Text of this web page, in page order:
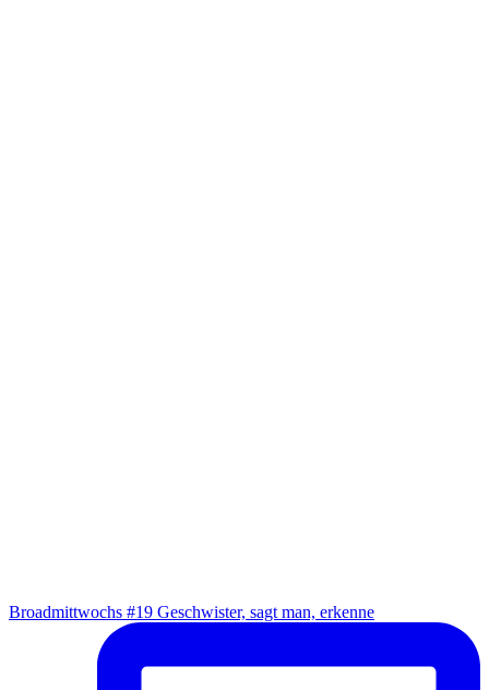
Broad­mitt­wochs #19 Geschwis­ter, sagt man, erkenne